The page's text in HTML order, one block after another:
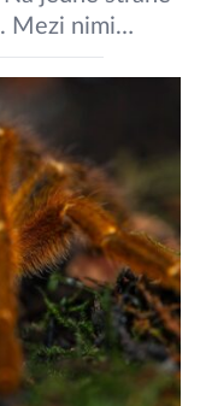
Mezi nimi
planetu
a miliony
A pak je tu
společnosti
1989 stává
[…]